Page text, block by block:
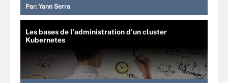
Par: Yann Serra
Les bases de l’administration d’un cluster
Kubernetes